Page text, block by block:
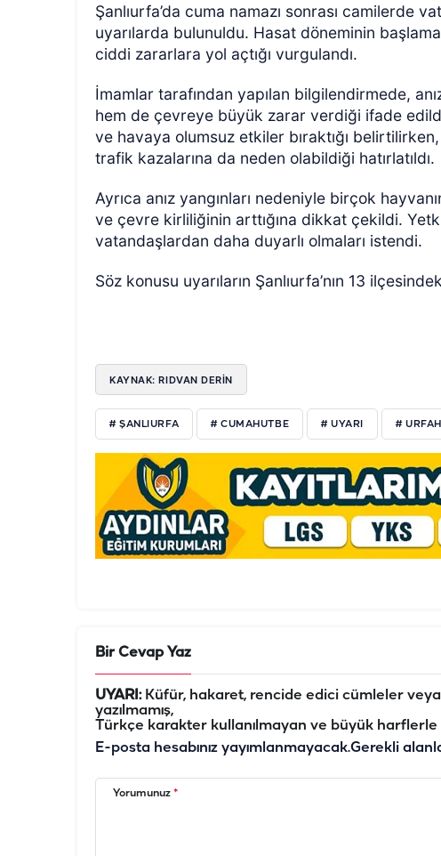
Şanlıurfa’da cuma namazı sonrası camilerde
uyarılarda bulunuldu. Hasat döneminin
ciddi zararlara yol açtığı vurgulandı.
İmamlar tarafından yapılan bilgilendirmede,
hem de çevreye büyük zarar verdiği ifade
ve havaya olumsuz etkiler bıraktığı
trafik kazalarına da neden olabildiği hatırlatıldı.
Ayrıca anız yangınları nedeniyle birçok
ve çevre kirliliğinin arttığına dikkat çekildi.
vatandaşlardan daha duyarlı olmaları istendi.
Söz konusu uyarıların Şanlıurfa’nın 13
KAYNAK: RIDVAN DERİN
# ŞANLIURFA # CUMAHUTBE # UYARI #
Bir Cevap Yaz
UYARI:Küfür, hakaret, rencide edici cümleler veya
yazılmamış,
Türkçe karakter kullanılmayan ve büyük harflerle
E-posta hesabınız yayımlanmayacak.Gerekli
Yorumunuz *